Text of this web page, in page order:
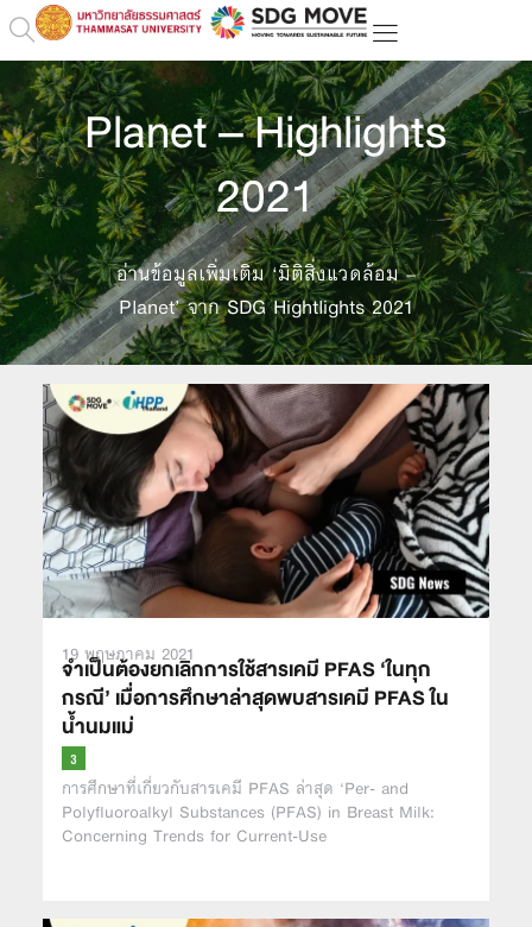
Planet – Highlights
2021
อ่านข้อมูลเพิ่มเติม ‘มิติสิ่งแวดล้อม –
Planet’ จาก SDG Hightlights 2021
19 พฤษภาคม 2021
จำเป็นต้องยกเลิกการใช้สารเคมี PFAS ‘ในทุก
กรณี’ เมื่อการศึกษาล่าสุดพบสารเคมี PFAS ใน
น้ำนมแม่
การศึกษาที่เกี่ยวกับสารเคมี PFAS ล่าสุด ‘Per- and
Polyfluoroalkyl Substances (PFAS) in Breast Milk:
Concerning Trends for Current-Use